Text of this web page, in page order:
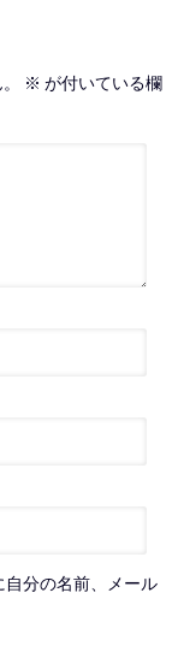
※ が付いている欄
分の名前、メール